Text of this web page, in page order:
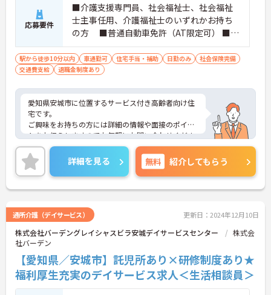
応募要件
■介護支援専門員、社会福祉士、社会福祉
士主事任用、介護福祉士のいずれかお持ち
の方 ■普通自動車免許（AT限定可） ■高
齢者施設での相談員経験必須
駅から徒歩10分以内 車通勤可 住宅手当・補助 日勤のみ
社会保険完備
交通費支給
退職金制度あり
愛知県安城市に位置するサービス付き高齢者向け住
宅です。
ご興味をお持ちの方には詳細の情報や面接のポイン
トをお伝えしますのでお気軽にお問い合わせくださ
いませ。
詳細を見る 無料 紹介してもらう
通所介護（デイサービス） 更新日：2024年12月10日
株式会社バーデングレイシャスビラ安城デイサービスセンター
株式会
社バーデン
【愛知県／安城市】託児所あり×研修制度あり★
福利厚生充実のデイサービス求人＜生活相談員＞